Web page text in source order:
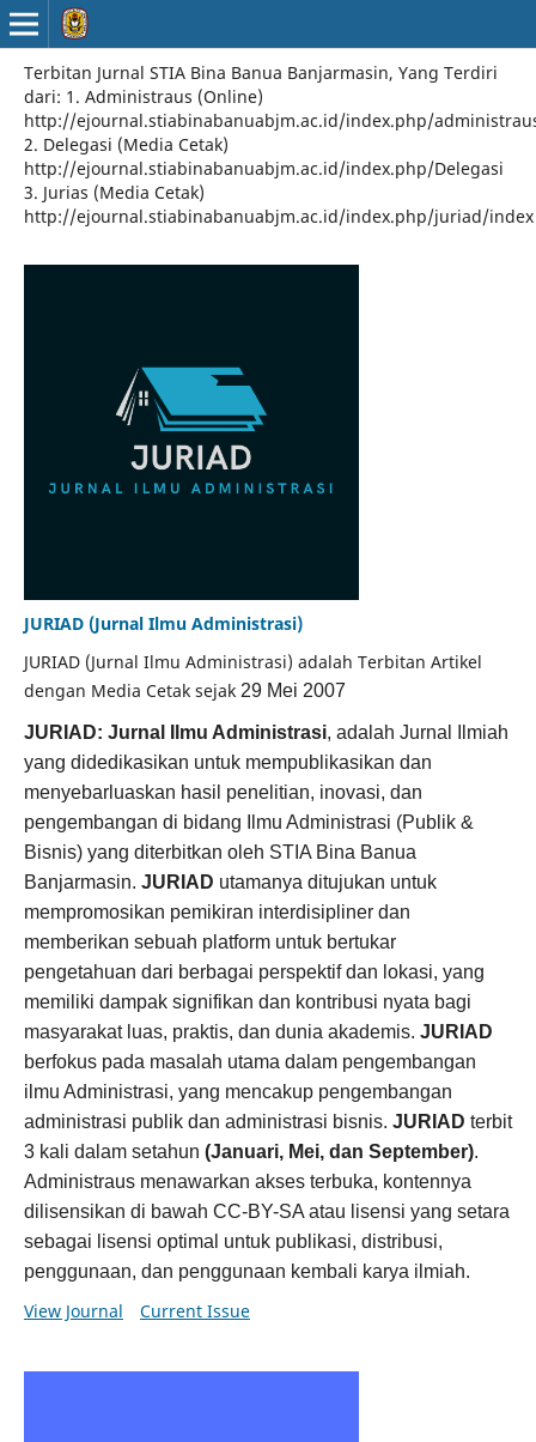
Terbitan Jurnal STIA Bina Banua Banjarmasin, Yang Terdiri
dari: 1. Administraus (Online)
http://ejournal.stiabinabanuabjm.ac.id/index.php/
2. Delegasi (Media Cetak)
http://ejournal.stiabinabanuabjm.ac.id/index.php/Delegasi
3. Jurias (Media Cetak)
http://ejournal.stiabinabanuabjm.ac.id/index.php/juriad/index
JURIAD (Jurnal Ilmu Administrasi)
JURIAD (Jurnal Ilmu Administrasi) adalah Terbitan Artikel
dengan Media Cetak sejak 29 Mei 2007
JURIAD: Jurnal Ilmu Administrasi, adalah Jurnal Ilmiah
yang didedikasikan untuk mempublikasikan dan
menyebarluaskan hasil penelitian, inovasi, dan
pengembangan di bidang Ilmu Administrasi (Publik &
Bisnis) yang diterbitkan oleh STIA Bina Banua
Banjarmasin. JURIAD utamanya ditujukan untuk
mempromosikan pemikiran interdisipliner dan
memberikan sebuah platform untuk bertukar
pengetahuan dari berbagai perspektif dan lokasi, yang
memiliki dampak signifikan dan kontribusi nyata bagi
masyarakat luas, praktis, dan dunia akademis. JURIAD
berfokus pada masalah utama dalam pengembangan
ilmu Administrasi, yang mencakup pengembangan
administrasi publik dan administrasi bisnis. JURIAD terbit
3 kali dalam setahun (Januari, Mei, dan September).
Administraus menawarkan akses terbuka, kontennya
dilisensikan di bawah CC-BY-SA atau lisensi yang setara
sebagai lisensi optimal untuk publikasi, distribusi,
penggunaan, dan penggunaan kembali karya ilmiah.
View Journal Current Issue